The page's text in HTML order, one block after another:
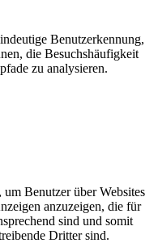
Benutzerkennung,
die Besuchshäufigkeit
zu analysieren.
Benutzer über Websites
anzuzeigen, die für
sind und somit
Dritter sind.